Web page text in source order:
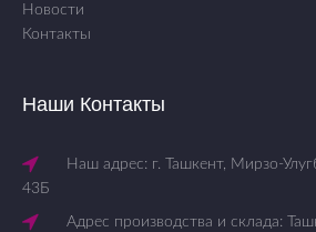
Новости
Контакты
Наши Контакты
Наш адрес: г. Ташкент, Мирзо-
43Б
Адрес производства и склада: